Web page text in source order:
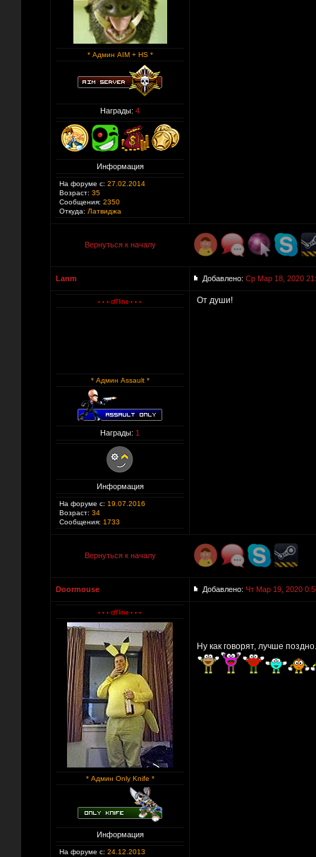
* Админ AIM + HS *
Награды: 4
Информация
На форуме с: 27.02.2014
Возраст: 35
Сообщения: 2350
Откуда: Латвиджа
Вернуться к началу
Lanm Добавлено: Ср Мар 18, 2020
* Админ Assault *
Награды: 1
Информация
На форуме с: 19.07.2016
Возраст: 34
Сообщения: 1733
От души!
Вернуться к началу
Doormouse Добавлено: Чт Мар 19, 2020
* Админ Only Knife *
Информация
На форуме с: 24.12.2013
Ну как говорят, лучше